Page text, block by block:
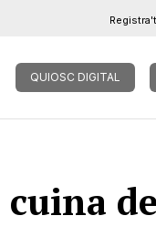
Registra't
QUIOSC DIGITAL